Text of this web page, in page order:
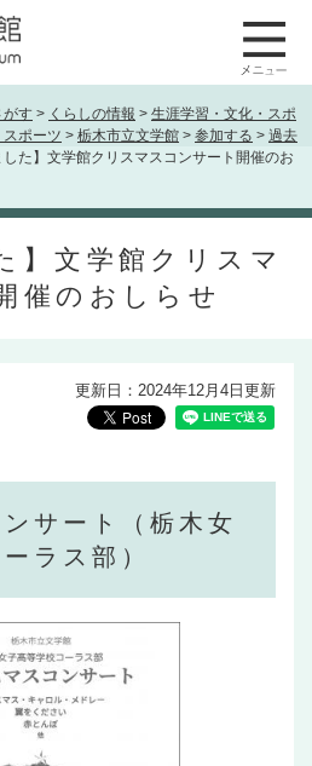
がす > くらしの情報 > 生涯学習・文化・スポ
ポーツ > 栃木市立文学館 > 参加する > 過去
した】文学館クリスマスコンサート開催のお
】文学館クリスマ
催のおしらせ
更新日：2024年12月4日更新
サート（栃木女
ラス部）